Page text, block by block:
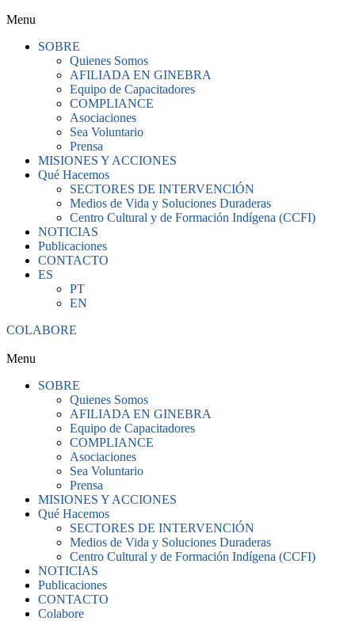
Menu
SOBRE
Quienes Somos
AFILIADA EN GINEBRA
Equipo de Capacitadores
COMPLIANCE
Asociaciones
Sea Voluntario
Prensa
MISIONES Y ACCIONES
Qué Hacemos
SECTORES DE INTERVENCIÓN
Medios de Vida y Soluciones Duraderas
Centro Cultural y de Formación Indígena (CCFI)
NOTICIAS
Publicaciones
CONTACTO
ES
PT
EN
COLABORE
Menu
SOBRE
Quienes Somos
AFILIADA EN GINEBRA
Equipo de Capacitadores
COMPLIANCE
Asociaciones
Sea Voluntario
Prensa
MISIONES Y ACCIONES
Qué Hacemos
SECTORES DE INTERVENCIÓN
Medios de Vida y Soluciones Duraderas
Centro Cultural y de Formación Indígena (CCFI)
NOTICIAS
Publicaciones
CONTACTO
Colabore